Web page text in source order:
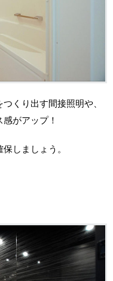
くり出す間接照明や、
がアップ！
しましょう。